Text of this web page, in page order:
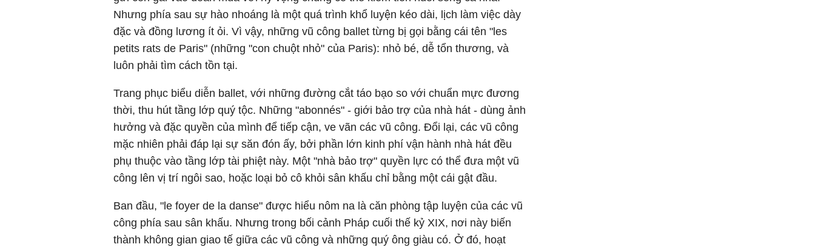
Nhưng phía sau sự hào nhoáng là một quá trình khổ luyện kéo dài, lịch làm việc dày
đặc và đồng lương ít ỏi. Vì vậy, những vũ công ballet từng bị gọi bằng cái tên "les
petits rats de Paris" (những "con chuột nhỏ" của Paris): nhỏ bé, dễ tổn thương, và
luôn phải tìm cách tồn tại.
Trang phục biểu diễn ballet, với những đường cắt táo bạo so với chuẩn mực đương
thời, thu hút tầng lớp quý tộc. Những "abonnés" - giới bảo trợ của nhà hát - dùng ảnh
hưởng và đặc quyền của mình để tiếp cận, ve vãn các vũ công. Đổi lại, các vũ công
mặc nhiên phải đáp lại sự săn đón ấy, bởi phần lớn kinh phí vận hành nhà hát đều
phụ thuộc vào tầng lớp tài phiệt này. Một "nhà bảo trợ" quyền lực có thể đưa một vũ
công lên vị trí ngôi sao, hoặc loại bỏ cô khỏi sân khấu chỉ bằng một cái gật đầu.
Ban đầu, "le foyer de la danse" được hiểu nôm na là căn phòng tập luyện của các vũ
công phía sau sân khấu. Nhưng trong bối cảnh Pháp cuối thế kỷ XIX, nơi này biến
thành không gian giao tế giữa các vũ công và những quý ông giàu có. Ở đó, hoạt